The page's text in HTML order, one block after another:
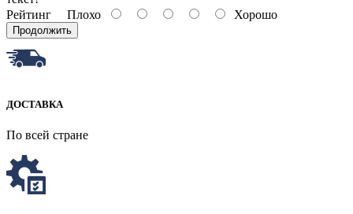
Рейтинг Плохо Хорошо
Продолжить
ДОСТАВКА
По всей стране